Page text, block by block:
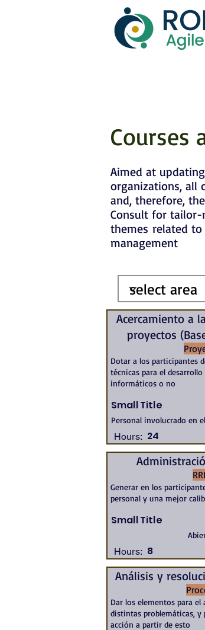
Courses
Aimed at
organizations, all
and, therefore,
Consult for tailor-
themes related to
management
Acercamiento a
proyectos
Dotar a los participantes
técnicas para el
informáticos o no
Small Title
Personal involucrado en
Hours: 24
Generar en los
personal y una mejor
Small Title
Hours: 8
Análisis y
Dar los elementos para
distintas problemáticas, y
acción a partir de esto